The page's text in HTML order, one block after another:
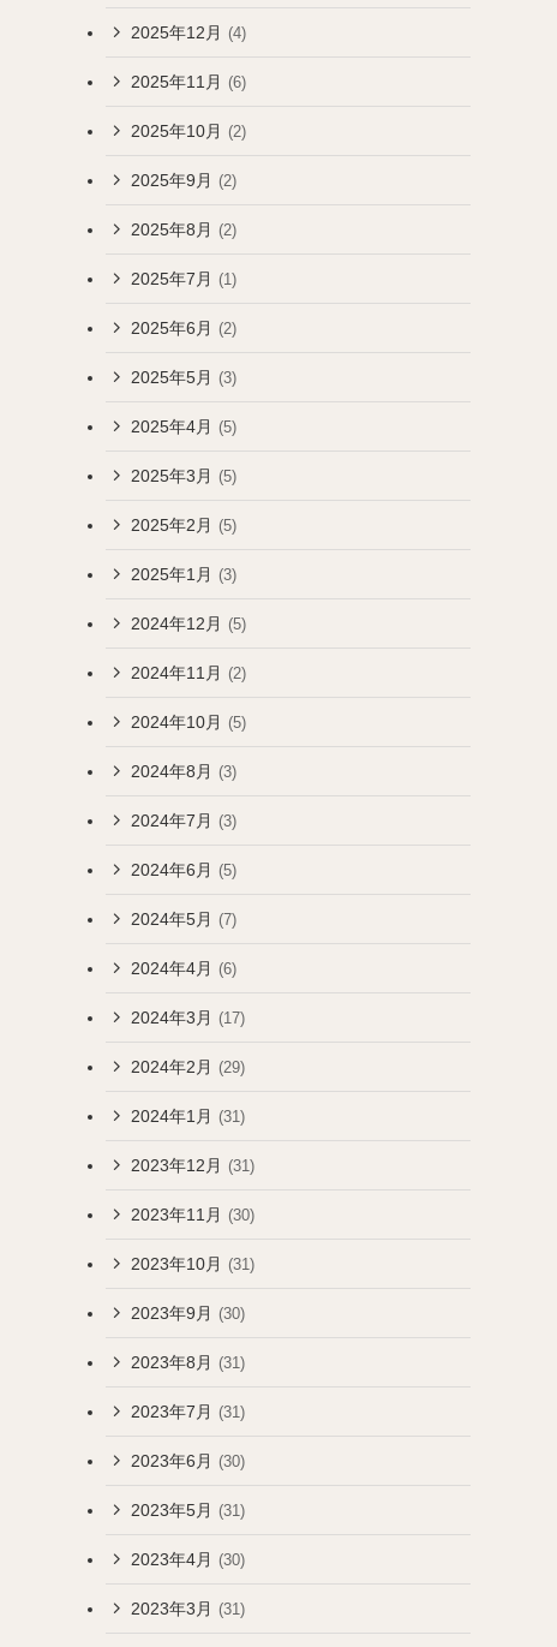
2025年12月 (4)
2025年11月 (6)
2025年10月 (2)
2025年9月 (2)
2025年8月 (2)
2025年7月 (1)
2025年6月 (2)
2025年5月 (3)
2025年4月 (5)
2025年3月 (5)
2025年2月 (5)
2025年1月 (3)
2024年12月 (5)
2024年11月 (2)
2024年10月 (5)
2024年8月 (3)
2024年7月 (3)
2024年6月 (5)
2024年5月 (7)
2024年4月 (6)
2024年3月 (17)
2024年2月 (29)
2024年1月 (31)
2023年12月 (31)
2023年11月 (30)
2023年10月 (31)
2023年9月 (30)
2023年8月 (31)
2023年7月 (31)
2023年6月 (30)
2023年5月 (31)
2023年4月 (30)
2023年3月 (31)